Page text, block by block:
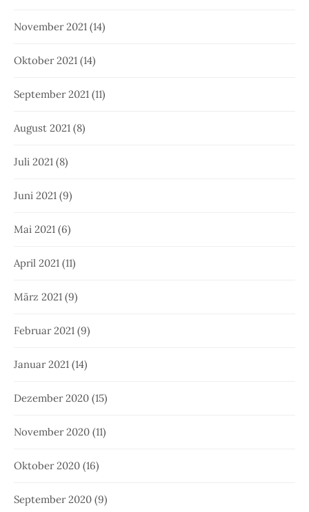
November 2021 (14)
Oktober 2021 (14)
September 2021 (11)
August 2021 (8)
Juli 2021 (8)
Juni 2021 (9)
Mai 2021 (6)
April 2021 (11)
März 2021 (9)
Februar 2021 (9)
Januar 2021 (14)
Dezember 2020 (15)
November 2020 (11)
Oktober 2020 (16)
September 2020 (9)